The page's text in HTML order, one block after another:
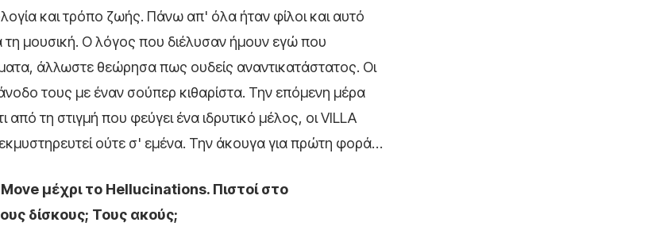
και τρόπο ζωής. Πάνω απ' όλα ήταν φίλοι και αυτό
μουσική. Ο λόγος που διέλυσαν ήμουν εγώ που
άλλωστε θεώρησα πως ουδείς αναντικατάστατος. Οι
τους με έναν σούπερ κιθαρίστα. Την επόμενη μέρα
τη στιγμή που φεύγει ένα ιδρυτικό μέλος, οι VILLA
ούτε σ' εμένα. Την άκουγα για πρώτη φορά…
Move μέχρι το Hellucinations. Πιστοί στο
δίσκους; Τους ακούς;